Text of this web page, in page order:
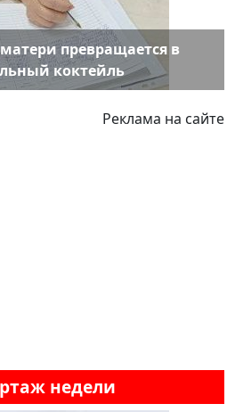
превращается в
коктейль
Реклама на сайте
недели